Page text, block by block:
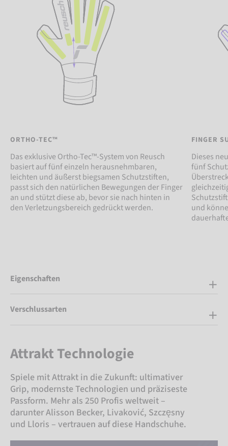
ORTHO-TEC™
Das exklusive Ortho-Tec™-System von Reusch
basiert auf fünf einzeln herausnehmbaren,
leichten und äußerst biegsamen Schutzstiften,
passt sich den natürlichen Bewegungen der Finger
an und stützt diese ab, bevor sie nach hinten in
den Verletzungsbereich gedrückt werden.
FINGER
Dieses
fünf
und
Eigenschaften
Verschlussarten
Attrakt Technologie
Spiele mit Attrakt in die Zukunft: ultimativer
Grip, modernste Technologien und präziseste
Passform. Mehr als 250 Profis weltweit –
darunter Alisson Becker, Livaković, Szczęsny
und Lloris – vertrauen auf diese Handschuhe.